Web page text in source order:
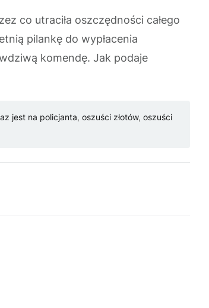
co utraciła oszczędności całego
pilankę do wypłacenia
komendę. Jak podaje
jest na policjanta, oszuści złotów, oszuści